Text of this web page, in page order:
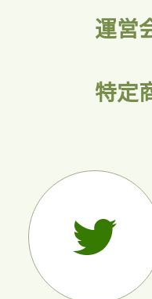
運営
特定